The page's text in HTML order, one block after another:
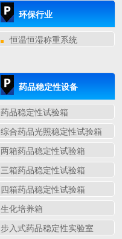
环保行业
恒温恒湿称重系统
药品稳定性设备
药品稳定性试验箱
综合药品光照稳定性试验箱
两箱药品稳定性试验箱
三箱药品稳定性试验箱
四箱药品稳定性试验箱
生化培养箱
步入式药品稳定性实验室